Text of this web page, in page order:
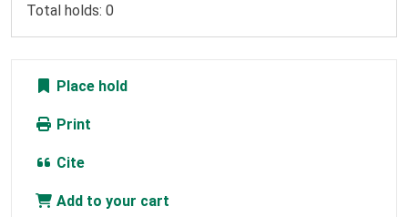
Total holds: 0
Place hold
Print
Cite
Add to your cart